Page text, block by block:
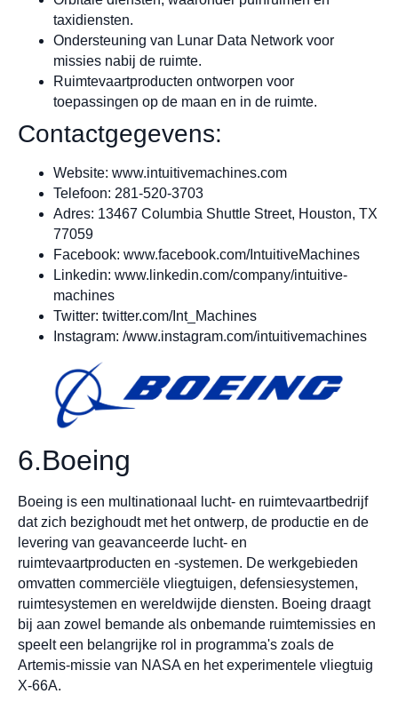
taxidiensten.
Ondersteuning van Lunar Data Network voor
missies nabij de ruimte.
Ruimtevaartproducten ontworpen voor
toepassingen op de maan en in de ruimte.
Contactgegevens:
Website: www.intuitivemachines.com
Telefoon: 281-520-3703
Adres: 13467 Columbia Shuttle Street, Houston, TX
77059
Facebook: www.facebook.com/IntuitiveMachines
Linkedin: www.linkedin.com/company/intuitive-
machines
Twitter: twitter.com/Int_Machines
Instagram: /www.instagram.com/intuitivemachines
6.Boeing
Boeing is een multinationaal lucht- en ruimtevaartbedrijf
dat zich bezighoudt met het ontwerp, de productie en de
levering van geavanceerde lucht- en
ruimtevaartproducten en -systemen. De werkgebieden
omvatten commerciële vliegtuigen, defensiesystemen,
ruimtesystemen en wereldwijde diensten. Boeing draagt
bij aan zowel bemande als onbemande ruimtemissies en
speelt een belangrijke rol in programma's zoals de
Artemis-missie van NASA en het experimentele vliegtuig
X-66A.